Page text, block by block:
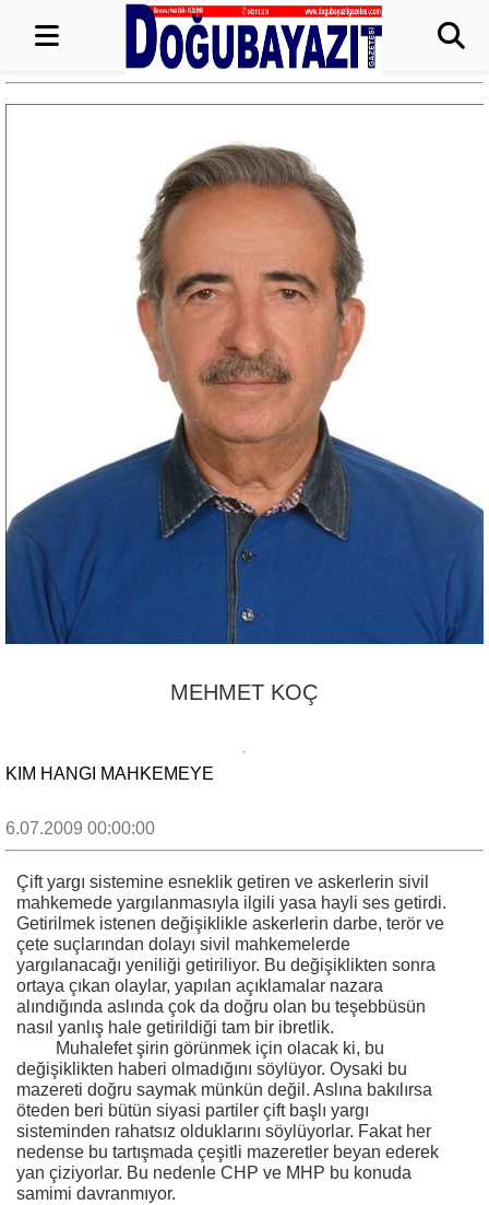
MEHMET KOÇ
KIM HANGI MAHKEMEYE
6.07.2009 00:00:00
Çift yargı sistemine esneklik getiren ve askerlerin sivil
mahkemede yargılanmasıyla ilgili yasa hayli ses getirdi.
Getirilmek istenen değişiklikle askerlerin darbe, terör ve
çete suçlarından dolayı sivil mahkemelerde
yargılanacağı yeniliği getiriliyor. Bu değişiklikten sonra
ortaya çıkan olaylar, yapılan açıklamalar nazara
alındığında aslında çok da doğru olan bu teşebbüsün
nasıl yanlış hale getirildiği tam bir ibretlik.
Muhalefet şirin görünmek için olacak ki, bu
değişiklikten haberi olmadığını söylüyor. Oysaki bu
mazereti doğru saymak münkün değil. Aslına bakılırsa
öteden beri bütün siyasi partiler çift başlı yargı
sisteminden rahatsız olduklarını söylüyorlar. Fakat her
nedense bu tartışmada çeşitli mazeretler beyan ederek
yan çiziyorlar. Bu nedenle CHP ve MHP bu konuda
samimi davranmıyor.